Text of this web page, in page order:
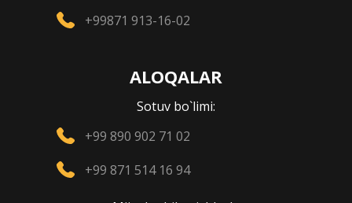
+99871 913-16-02
ALOQALAR
Sotuv bo`limi:
+99 890 902 71 02
+99 871 514 16 94